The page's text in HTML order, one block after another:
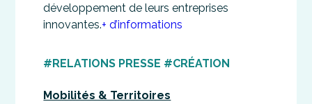
développement de leurs entreprises
innovantes.+ d’informations
#RELATIONS PRESSE #CRÉATION
Mobilités & Territoires